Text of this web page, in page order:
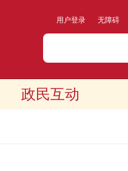
用户登录 无障碍
政民互动